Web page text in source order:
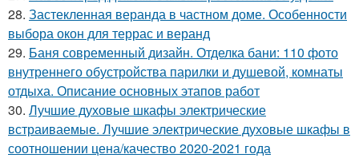
28. Застекленная веранда в частном доме. Особенности
выбора окон для террас и веранд
29. Баня современный дизайн. Отделка бани: 110 фото
внутреннего обустройства парилки и душевой, комнаты
отдыха. Описание основных этапов работ
30. Лучшие духовые шкафы электрические
встраиваемые. Лучшие электрические духовые шкафы в
соотношении цена/качество 2020-2021 года